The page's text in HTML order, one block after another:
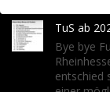
TuS ab
Bye bye
entschied